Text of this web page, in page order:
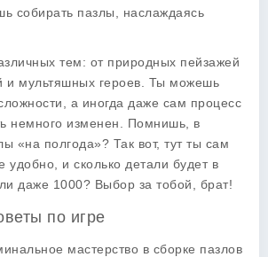
собирать пазлы, наслаждаясь
тем: от природных пейзажей
и мультяшных героев. Ты можешь
а иногда даже сам процесс
немного изменен. Помнишь, в
«на полгода»? Так вот, тут ты сам
удобно, и сколько детали будет в
даже 1000? Выбор за тобой, брат!
по игре
мастерство в сборке пазлов